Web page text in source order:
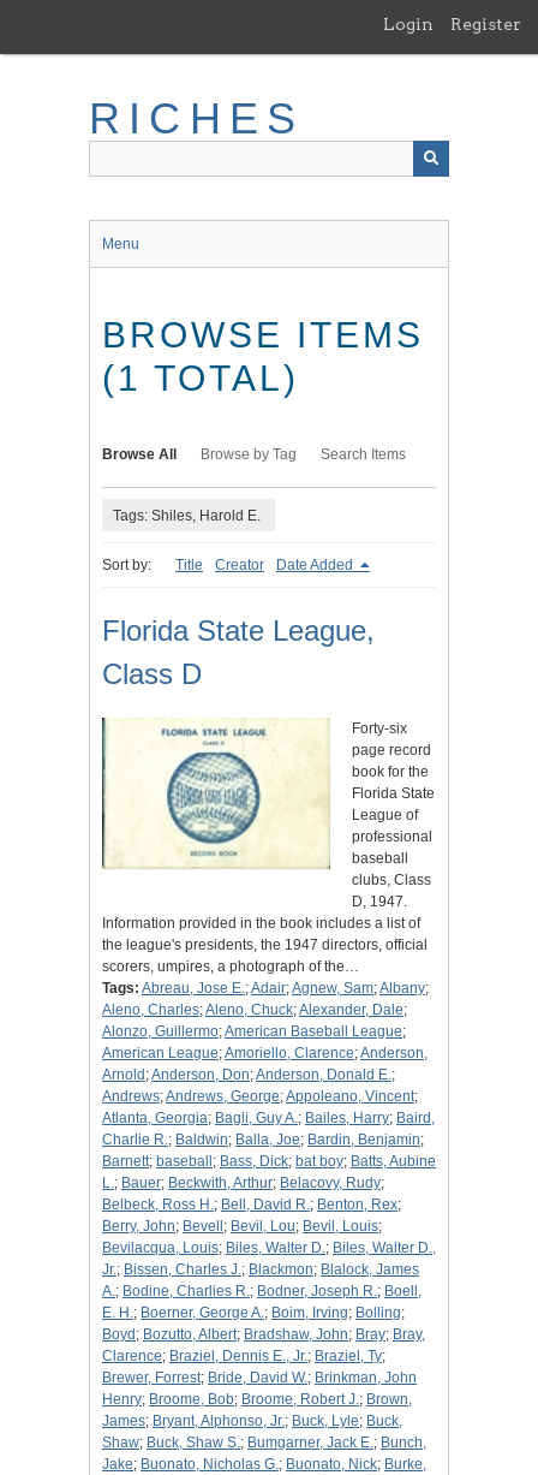
main
Login Register
RICHES
Menu
BROWSE ITEMS
(1 TOTAL)
Browse All Browse by Tag Search Items
Tags: Shiles, Harold E.
Sort by: Title Creator Date Added
Florida State League,
Class D
Forty-six
page record
book for the
Florida State
League of
professional
baseball
clubs, Class
D, 1947.
Information provided in the book includes a list of
the league's presidents, the 1947 directors, official
scorers, umpires, a photograph of the…
Tags: Abreau, Jose E.;Adair;Agnew, Sam;Albany;
Aleno, Charles;Aleno, Chuck;Alexander, Dale;
Alonzo, Guillermo;American Baseball League;
American League;Amoriello, Clarence;Anderson,
Arnold ;Anderson, Don;Anderson, Donald E.;
Andrews;Andrews, George;Appoleano, Vincent;
Atlanta, Georgia; Bagli, Guy A.; Bailes, Harry; Baird,
Charlie R.; Baldwin; Balla, Joe; Bardin, Benjamin;
Barnett; baseball ; Bass, Dick; bat boy; Batts, Aubine
L.; Bauer; Beckwith, Arthur; Belacovy, Rudy;
Belbeck, Ross H.; Bell, David R.; Benton, Rex;
Berry, John; Bevell ; Bevil, Lou; Bevil, Louis;
Bevilacqua, Louis; Biles, Walter D.; Biles, Walter D.,
Jr.; Bissen, Charles J.; Blackmon; Blalock, James
A.; Bodine, Charlies R.; Bodner, Joseph R.; Boell,
E. H.; Boerner, George A.; Boim, Irving; Bolling;
Boyd ; Bozutto, Albert; Bradshaw, John; Bray; Bray,
Clarence; Braziel, Dennis E., Jr.; Braziel, Ty;
Brewer, Forrest; Bride, David W.; Brinkman, John
Henry; Broome, Bob; Broome, Robert J.; Brown,
James; Bryant, Alphonso, Jr.; Buck, Lyle; Buck,
Shaw; Buck, Shaw S.; Bumgarner, Jack E.; Bunch,
Jake; Buonato, Nicholas G.; Buonato, Nick; Burke,